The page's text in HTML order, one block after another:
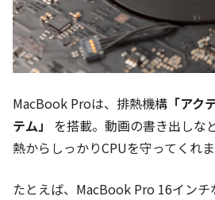
MacBook Proは、排熱機構 「アク
テム」 を搭載。動画の書き出しな
熱からしっかりCPUを守ってくれま
たとえば、MacBook Pro 16イン